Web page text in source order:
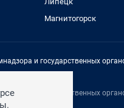
Магнитогорск
и государственных
и государственных